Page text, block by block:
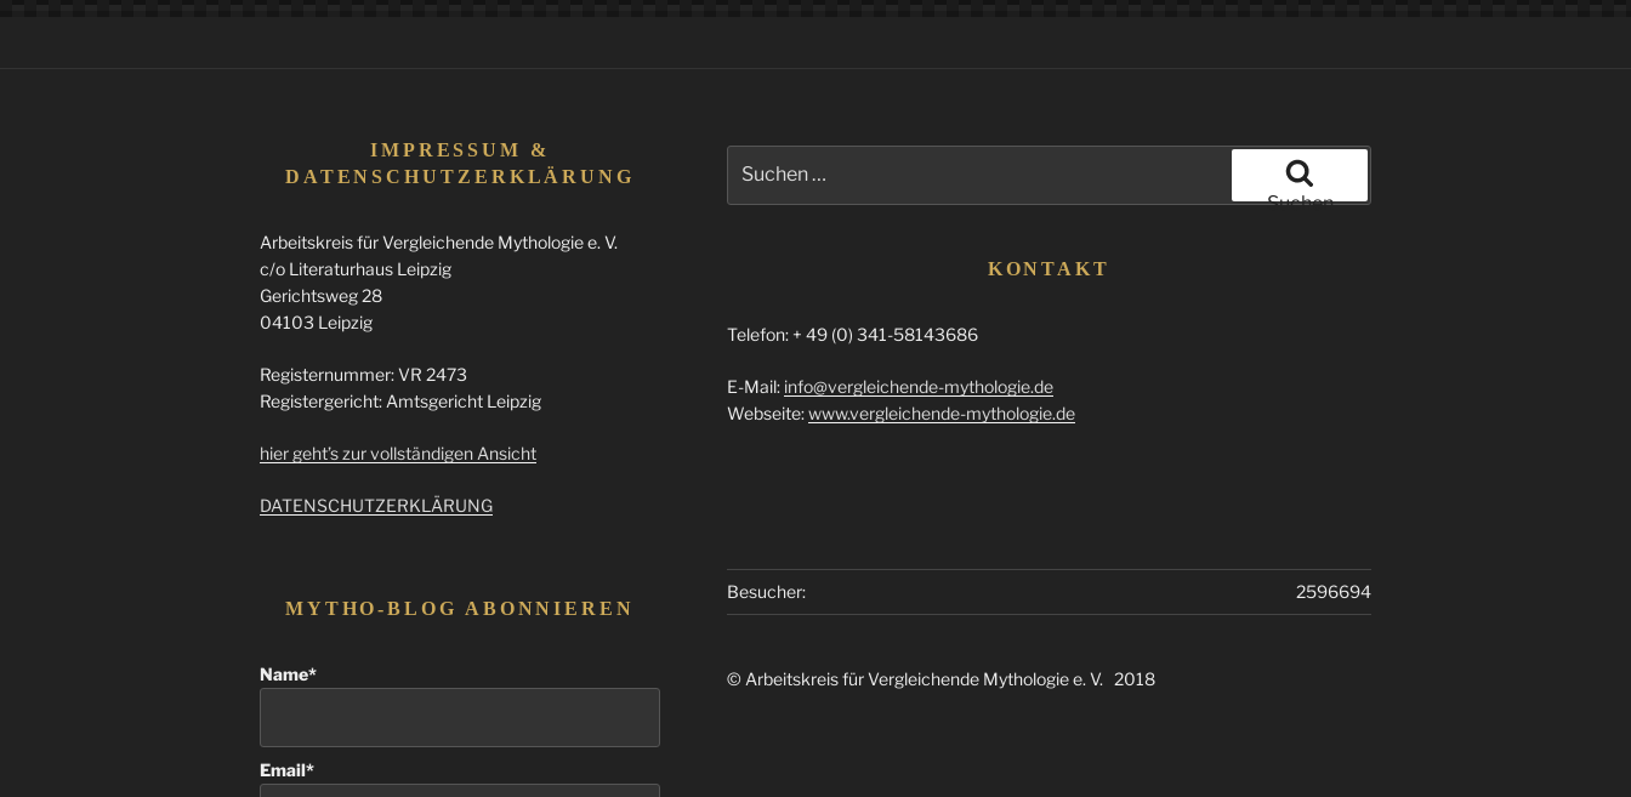
IMPRESSUM &
DATENSCHUTZERKLÄRUNG
Arbeitskreis für Vergleichende Mythologie e. V.
c/o Literaturhaus Leipzig
Gerichtsweg 28
04103 Leipzig
Registernummer: VR 2473
Registergericht: Amtsgericht Leipzig
hier geht’s zur vollständigen Ansicht
DATENSCHUTZERKLÄRUNG
MYTHO-BLOG ABONNIEREN
Name*
Email*
nach:
Suchen
KONTAKT
Telefon: + 49 (0) 341-58143686
E-Mail: info@vergleichende-mythologie.de
Webseite:www.vergleichende-mythologie.de
2596694
Besucher:
© Arbeitskreis für Vergleichende Mythologie e. V. 2018